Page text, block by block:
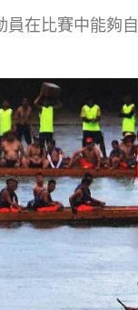
在比賽中能夠